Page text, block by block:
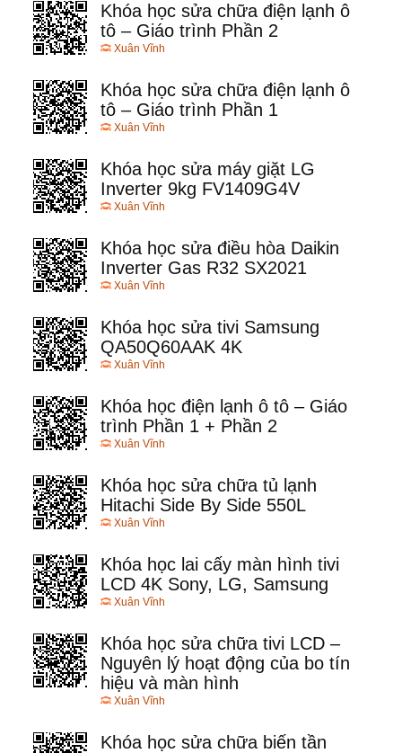
Khóa học sửa chữa điện lạnh ô
tô – Giáo trình Phần 2
Xuân Vĩnh
Khóa học sửa chữa điện lạnh ô
tô – Giáo trình Phần 1
Xuân Vĩnh
Khóa học sửa máy giặt LG
Inverter 9kg FV1409G4V
Xuân Vĩnh
Khóa học sửa điều hòa Daikin
Inverter Gas R32 SX2021
Xuân Vĩnh
Khóa học sửa tivi Samsung
QA50Q60AAK 4K
Xuân Vĩnh
Khóa học điện lạnh ô tô – Giáo
trình Phần 1 + Phần 2
Xuân Vĩnh
Khóa học sửa chữa tủ lạnh
Hitachi Side By Side 550L
Xuân Vĩnh
Khóa học lai cấy màn hình tivi
LCD 4K Sony, LG, Samsung
Xuân Vĩnh
Khóa học sửa chữa tivi LCD –
Nguyên lý hoạt động của bo tín
hiệu và màn hình
Xuân Vĩnh
Khóa học sửa chữa biến tần